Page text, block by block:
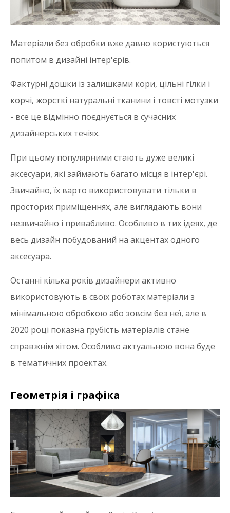
Матеріали без обробки вже давно користуються
попитом в дизайні інтер'єрів.
Фактурні дошки із залишками кори, цільні гілки і
корчі, жорсткі натуральні тканини і товсті мотузки
- все це відмінно поєднується в сучасних
дизайнерських течіях.
При цьому популярними стають дуже великі
аксесуари, які займають багато місця в інтер'єрі.
Звичайно, їх варто використовувати тільки в
просторих приміщеннях, але виглядають вони
незвичайно і привабливо. Особливо в тих ідеях, де
весь дизайн побудований на акцентах одного
аксесуара.
Останні кілька років дизайнери активно
використовують в своїх роботах матеріали з
мінімальною обробкою або зовсім без неї, але в
2020 році показна грубість матеріалів стане
справжнім хітом. Особливо актуальною вона буде
в тематичних проектах.
Геометрія і графіка